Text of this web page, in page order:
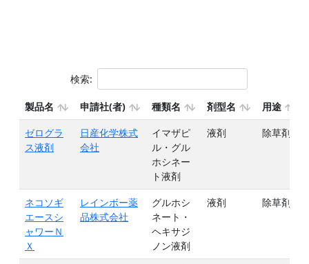
検索:
製品名 申請社(者) 種類名 剤型名 用途
ゼログラ
ス液剤
日産化学株式
会社
イマザピ
ル・グル
ホシネー
ト液剤
液剤 除草剤
ネコソギ
エースシ
ャワーＮ
Ｘ
レインボー薬
品株式会社
グルホシ
ネート・
ヘキサジ
ノン液剤
液剤 除草剤